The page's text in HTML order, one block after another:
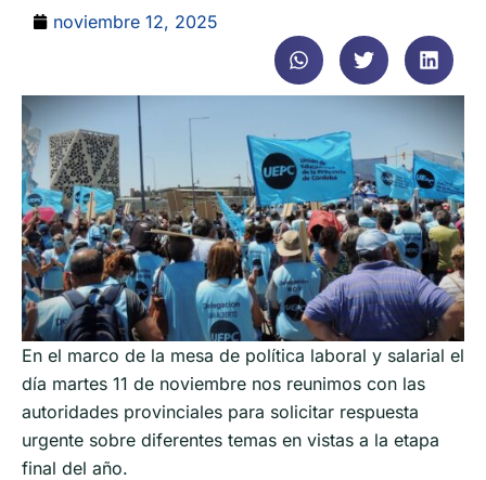
noviembre 12, 2025
En el marco de la mesa de política laboral y salarial el
día martes 11 de noviembre nos reunimos con las
autoridades provinciales para solicitar respuesta
urgente sobre diferentes temas en vistas a la etapa
final del año.